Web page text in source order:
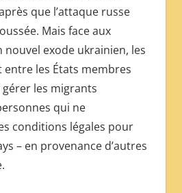
que l’attaque russe
Mais face aux
nouvel exode ukrainien, les
les États membres
les migrants
qui ne
conditions légales pour
– en provenance d’autres